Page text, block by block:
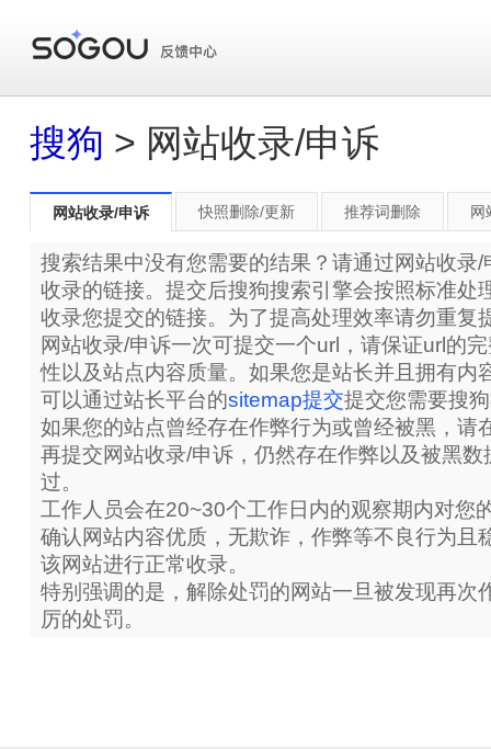
搜狗 > 网站收录/申诉
网站收录/申诉 快照删除/更新 推荐词删除 网
搜索结果中没有您需要的结果？请通过网站收录
收录的链接。提交后搜狗搜索引擎会按照标准处
收录您提交的链接。为了提高处理效率请勿重复
网站收录/申诉一次可提交一个url，请保证url的
性以及站点内容质量。如果您是站长并且拥有内
可以通过站长平台的sitemap提交提交您需要搜
如果您的站点曾经存在作弊行为或曾经被黑，请
再提交网站收录/申诉，仍然存在作弊以及被黑
过。
工作人员会在20~30个工作日内的观察期内对您
确认网站内容优质，无欺诈，作弊等不良行为且
该网站进行正常收录。
特别强调的是，解除处罚的网站一旦被发现再次
厉的处罚。